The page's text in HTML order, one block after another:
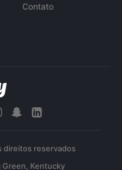
Contato
direitos reservados